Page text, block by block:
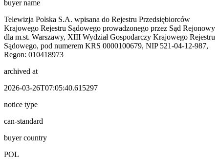
buyer name
Telewizja Polska S.A. wpisana do Rejestru Przedsiębiorców
Krajowego Rejestru Sądowego prowadzonego przez Sąd Rejonowy
dla m.st. Warszawy, XIII Wydział Gospodarczy Krajowego Rejestru
Sądowego, pod numerem KRS 0000100679, NIP 521-04-12-987,
Regon: 010418973
archived at
2026-03-26T07:05:40.615297
notice type
can-standard
buyer country
POL